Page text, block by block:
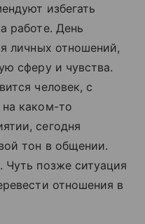
избегать
работе. День
личных отношений,
сферу и чувства.
человек, с
каком-то
сегодня
тон в общении.
позже ситуация
отношения в